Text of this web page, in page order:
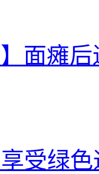
】面瘫
受绿